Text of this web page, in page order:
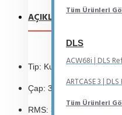
Tüm Ürünleri
DLS
ACW68i | DLS
ARTCASE 3 |
Tüm Ürünleri
AÇIKLAMA
Tip: Kutulu Slim
Çap: 30 cm
RMS: 300 W